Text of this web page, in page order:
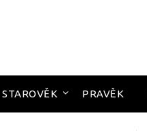
STAROVĚK PRAVĚK